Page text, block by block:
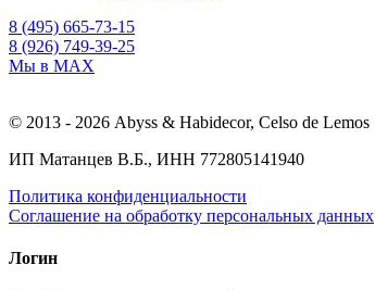
8 (495) 665-73-15
8 (926) 749-39-25
Мы в MAX
© 2013 - 2026 Abyss & Habidecor, Celso de Lemos
ИП Матанцев В.Б., ИНН 772805141940
Политика конфиденциальности
Соглашение на обработку персональных данных
Логин